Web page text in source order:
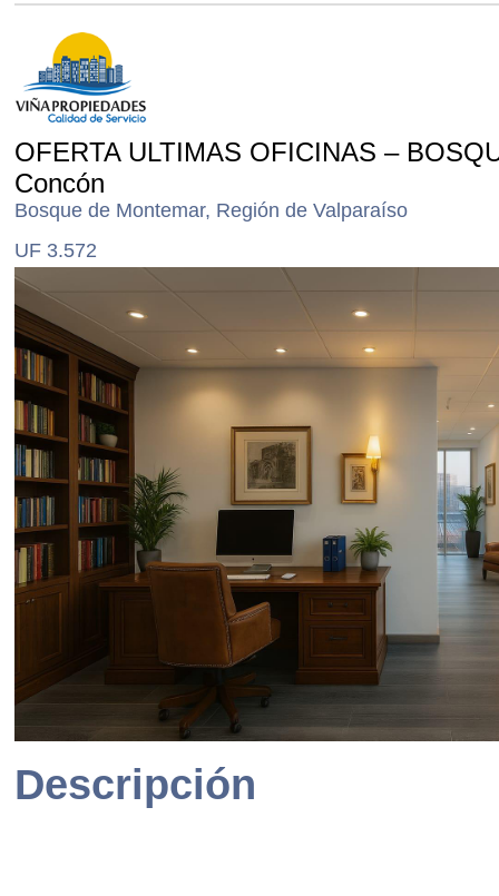
OFERTA ULTIMAS OFICINAS –
Concón
Bosque de Montemar, Región de Valparaíso
UF 3.572
Descripción